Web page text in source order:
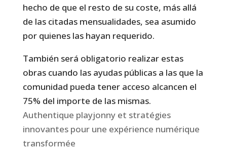
hecho de que el resto de su coste, más allá
de las citadas mensualidades, sea asumido
por quienes las hayan requerido.
También será obligatorio realizar estas
obras cuando las ayudas públicas a las que la
comunidad pueda tener acceso alcancen el
75% del importe de las mismas.
Authentique playjonny et stratégies
innovantes pour une expérience numérique
transformée